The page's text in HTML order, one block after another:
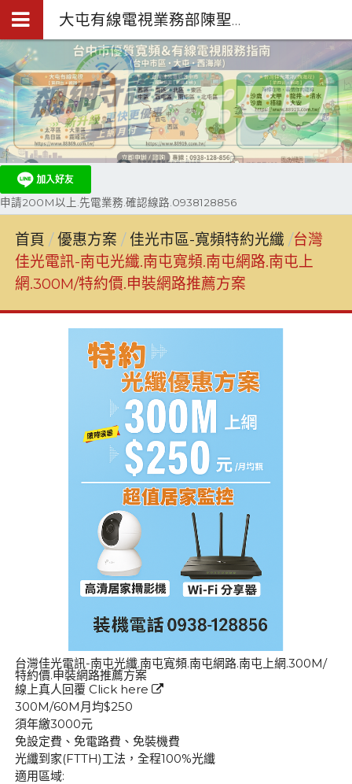
大屯有線電視業務部陳聖閎.台中第四台網路裝機0938-128-856
申請200M以上.先電業務.確認線路.0938128856
首頁 優惠方案 佳光市區-寬頻特約光纖 台灣
佳光電訊-南屯光纖.南屯寬頻.南屯網路.南屯上
網.300M/特約價.申裝網路推薦方案
台灣佳光電訊-南屯光纖.南屯寬頻.南屯網路.南屯上網.300M/
特約價.申裝網路推薦方案
線上真人回覆 Click here
300M/60M月均$250
須年繳3000元
免設定費、免電路費、免裝機費
光纖到家(FTTH)工法，全程100%光纖
適用區域: